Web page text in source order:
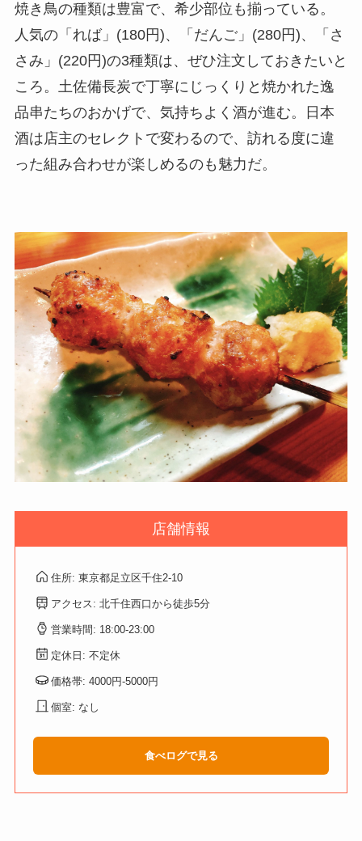
焼き鳥の種類は豊富で、希少部位も揃っている。
人気の「れば」(180円)、「だんご」(280円)、「さ
さみ」(220円)の3種類は、ぜひ注文しておきたいと
ころ。土佐備長炭で丁寧にじっくりと焼かれた逸
品串たちのおかげで、気持ちよく酒が進む。日本
酒は店主のセレクトで変わるので、訪れる度に違
った組み合わせが楽しめるのも魅力だ。
店舗情報
住所: 東京都足立区千住2-10
アクセス: 北千住西口から徒歩5分
営業時間: 18:00-23:00
定休日: 不定休
価格帯: 4000円-5000円
個室: なし
食べログで見る